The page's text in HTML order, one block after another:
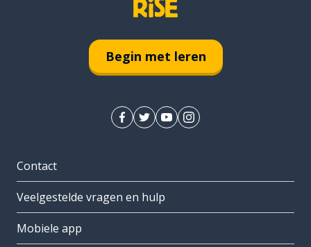
Begin met leren
Contact
Veelgestelde vragen en hulp
Mobiele app